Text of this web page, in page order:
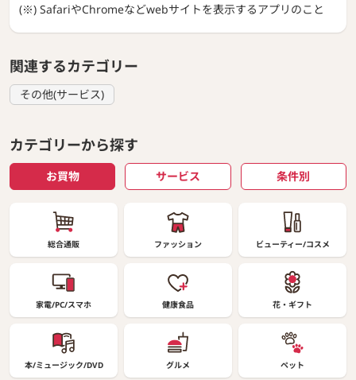
(※) SafariやChromeなどwebサイトを表示するアプリのこと
関連するカテゴリー
その他(サービス)
カテゴリーから探す
お買物 サービス 条件別
総合通販 ファッション ビューティー/コスメ
家電/PC/スマホ 健康食品 花・ギフト
本/ミュージック/DVD グルメ ペット